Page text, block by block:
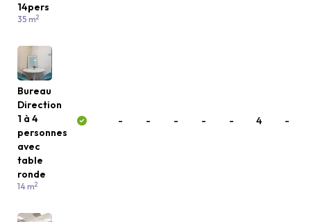
14pers
35 m2
Bureau
Direction
1 à 4
personnes
avec
table
ronde
14 m2
- - - - - 4 -